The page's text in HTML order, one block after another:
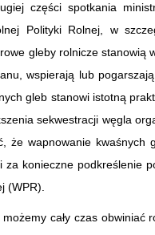
części spotkania
Polityki Rolnej, w
gleby rolnicze stanowią
wspierają lub
gleb stanowi istotną
sekwestracji węgla
że wapnowanie kwaśnych
za konieczne podkreślenie
(WPR).
możemy cały czas obwiniać